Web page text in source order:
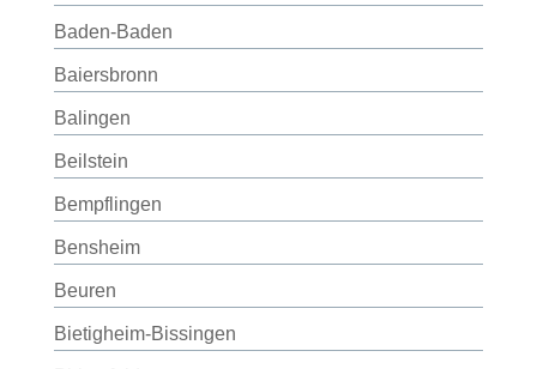
Baden-Baden
Baiersbronn
Balingen
Beilstein
Bempflingen
Bensheim
Beuren
Bietigheim-Bissingen